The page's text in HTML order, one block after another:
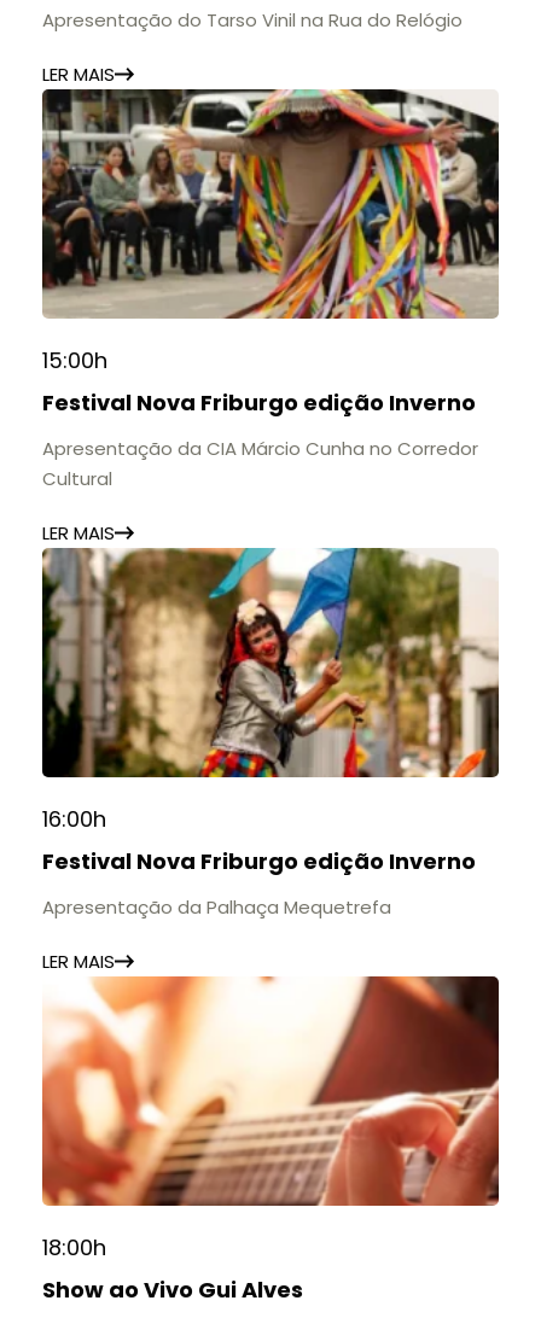
Apresentação do Tarso Vinil na Rua do Relógio
LER MAIS
15:00h
Festival Nova Friburgo edição Inverno
Apresentação da CIA Márcio Cunha no Corredor
Cultural
LER MAIS
16:00h
Festival Nova Friburgo edição Inverno
Apresentação da Palhaça Mequetrefa
LER MAIS
18:00h
Show ao Vivo Gui Alves